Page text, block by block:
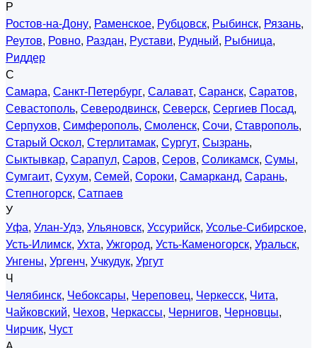
Р
Ростов-на-Дону, Раменское, Рубцовск, Рыбинск, Рязань,
Реутов, Ровно, Раздан, Рустави, Рудный, Рыбница,
Риддер
С
Самара, Санкт-Петербург, Салават, Саранск, Саратов,
Севастополь, Северодвинск, Северск, Сергиев Посад,
Серпухов, Симферополь, Смоленск, Сочи, Ставрополь,
Старый Оскол, Стерлитамак, Сургут, Сызрань,
Сыктывкар, Сарапул, Саров, Серов, Соликамск, Сумы,
Сумгаит, Сухум, Семей, Сороки, Самарканд, Сарань,
Степногорск, Сатпаев
У
Уфа, Улан-Удэ, Ульяновск, Уссурийск, Усолье-Сибирское,
Усть-Илимск, Ухта, Ужгород, Усть-Каменогорск, Уральск,
Унгены, Ургенч, Учкудук, Ургут
Ч
Челябинск, Чебоксары, Череповец, Черкесск, Чита,
Чайковский, Чехов, Черкассы, Чернигов, Черновцы,
Чирчик, Чуст